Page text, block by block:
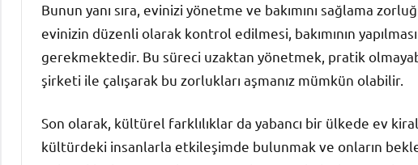
Bunun yanı sıra, evinizi yönetme ve bakımını sağlama
evinizin düzenli olarak kontrol edilmesi, bakımının
gerekmektedir. Bu süreci uzaktan yönetmek, pratik
şirketi ile çalışarak bu zorlukları aşmanız mümkün olabilir.
Son olarak, kültürel farklılıklar da yabancı bir ülkede ev
kültürdeki insanlarla etkileşimde bulunmak ve onların